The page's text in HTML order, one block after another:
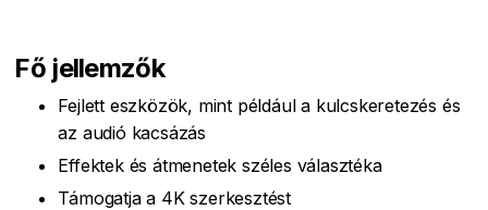
Fő jellemzők
Fejlett eszközök, mint például a kulcskeretezés és
az audió kacsázás
Effektek és átmenetek széles választéka
Támogatja a 4K szerkesztést